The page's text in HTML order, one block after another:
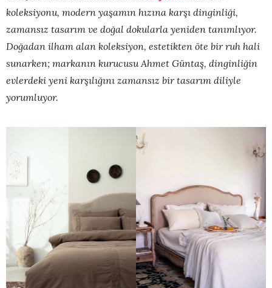
koleksiyonu, modern yaşamın hızına karşı dinginliği,
zamansız tasarım ve doğal dokularla yeniden tanımlıyor.
Doğadan ilham alan koleksiyon, estetikten öte bir ruh hali
sunarken; markanın kurucusu Ahmet Güntaş, dinginliğin
evlerdeki yeni karşılığını zamansız bir tasarım diliyle
yorumluyor.